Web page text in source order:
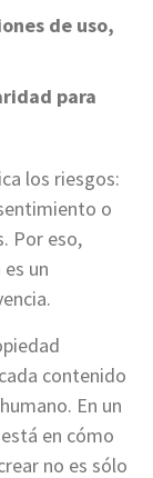
de uso,
para
los riesgos:
o
Por eso,
un
contenido
En un
en cómo
no es sólo